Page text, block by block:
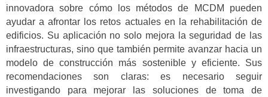
innovadora sobre cómo los métodos de MCDM pueden
ayudar a afrontar los retos actuales en la rehabilitación de
edificios. Su aplicación no solo mejora la seguridad de las
infraestructuras, sino que también permite avanzar hacia un
modelo de construcción más sostenible y eficiente. Sus
recomendaciones son claras: es necesario seguir
investigando para mejorar las soluciones de toma de